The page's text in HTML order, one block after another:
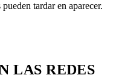
tardar en aparecer.
LAS REDES